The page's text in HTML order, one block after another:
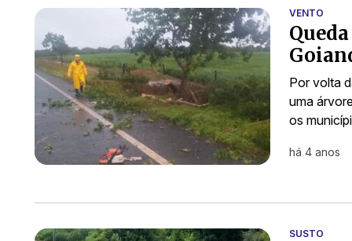
VENTO
Por volta
uma
os
há 4 anos
SUSTO